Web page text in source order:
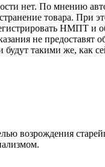
нет. По мнению
товара. При
НМПТ и
не
будут такими же,
возрождения